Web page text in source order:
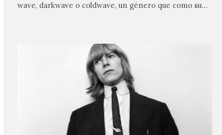
wave, darkwave o coldwave, un género que como su